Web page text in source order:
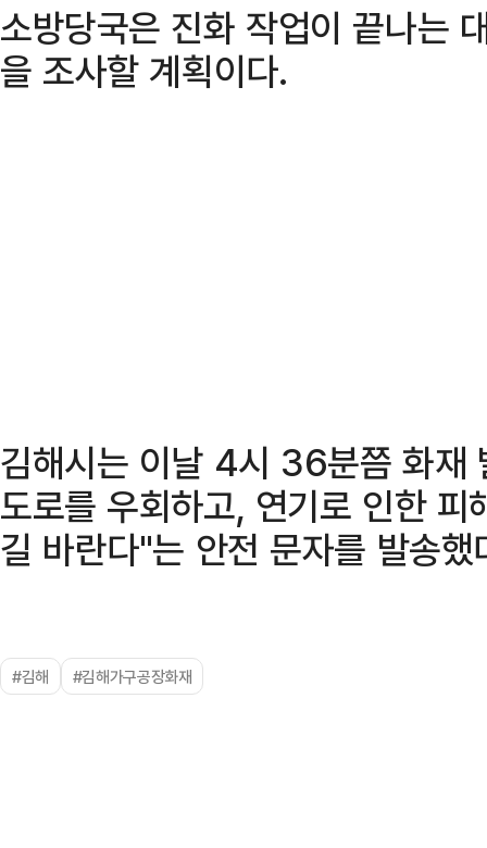
소방당국은 진화 작업이 끝나는
을 조사할 계획이다.
김해시는 이날 4시 36분쯤 화재
도로를 우회하고, 연기로 인한
길 바란다"는 안전 문자를 발송했
#김해 #김해가구공장화재